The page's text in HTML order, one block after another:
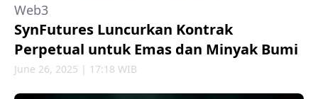
Web3
SynFutures Luncurkan Kontrak
Perpetual untuk Emas dan Minyak Bumi
June 26, 2025 | 17:18 WIB